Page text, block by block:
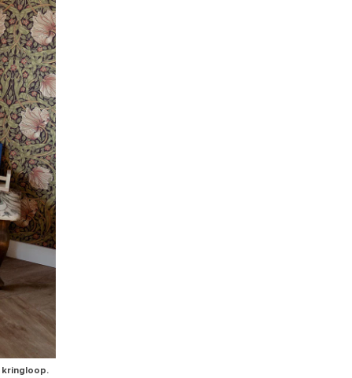
kringloop.